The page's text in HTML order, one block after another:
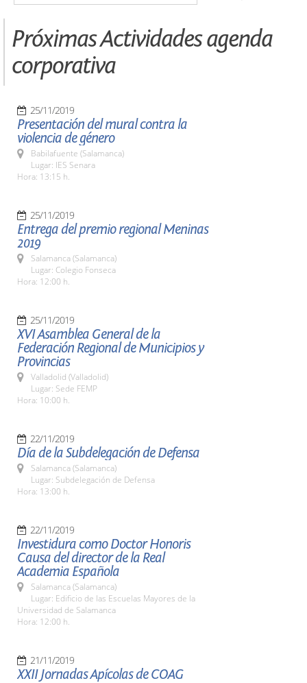
Próximas Actividades agenda
corporativa
25/11/2019
Presentación del mural contra la
violencia de género
Babilafuente (Salamanca)
Lugar: IES Senara
Hora: 13:15 h.
25/11/2019
Entrega del premio regional Meninas
2019
Salamanca (Salamanca)
Lugar: Colegio Fonseca
Hora: 12:00 h.
25/11/2019
XVI Asamblea General de la
Federación Regional de Municipios y
Provincias
Valladolid (Valladolid)
Lugar: Sede FEMP
Hora: 10:00 h.
22/11/2019
Día de la Subdelegación de Defensa
Salamanca (Salamanca)
Lugar: Subdelegación de Defensa
Hora: 13:00 h.
22/11/2019
Investidura como Doctor Honoris
Causa del director de la Real
Academia Española
Salamanca (Salamanca)
Lugar: Edificio de las Escuelas Mayores de la
Universidad de Salamanca
Hora: 12:00 h.
21/11/2019
XXII Jornadas Apícolas de COAG